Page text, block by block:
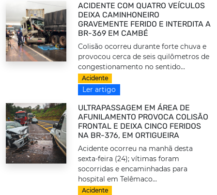
ACIDENTE COM QUATRO VEÍCULOS
DEIXA CAMINHONEIRO
GRAVEMENTE FERIDO E INTERDITA A
BR-369 EM CAMBÉ
Colisão ocorreu durante forte chuva e
provocou cerca de seis quilômetros de
congestionamento no sentido...
Acidente
Ler artigo
ULTRAPASSAGEM EM ÁREA DE
AFUNILAMENTO PROVOCA COLISÃO
FRONTAL E DEIXA CINCO FERIDOS
NA BR-376, EM ORTIGUEIRA
Acidente ocorreu na manhã desta
sexta-feira (24); vítimas foram
socorridas e encaminhadas para
hospital em Telêmaco...
Acidente